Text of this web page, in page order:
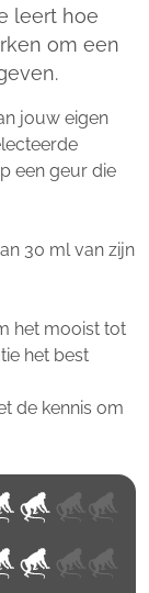
leert hoe
om een
jouw eigen
een geur die
30 ml van zijn
het mooist tot
het best
de kennis om